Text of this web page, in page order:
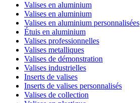
Valises en aluminium
Valises en aluminium
Valises en aluminium personnalisées
Étuis en aluminium
Valises professionnelles
Valises metalliques
Valises de démonstration
Valises industrielles
Inserts de valises
Inserts de valises personnalisés
Valises de collection